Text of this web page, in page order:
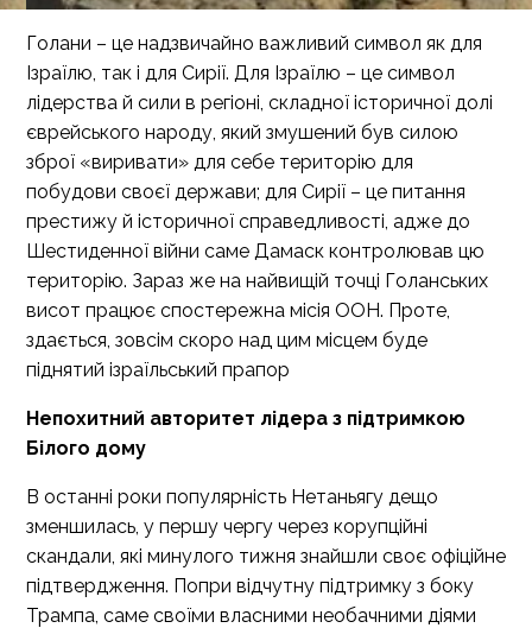
Голани – це надзвичайно важливий символ як для
Ізраїлю, так і для Сирії. Для Ізраїлю – це символ
лідерства й сили в регіоні, складної історичної долі
єврейського народу, який змушений був силою
зброї «виривати» для себе територію для
побудови своєї держави; для Сирії – це питання
престижу й історичної справедливості, адже до
Шестиденної війни саме Дамаск контролював цю
територію. Зараз же на найвищій точці Голанських
висот працює спостережна місія ООН. Проте,
здається, зовсім скоро над цим місцем буде
піднятий ізраїльський прапор
Непохитний авторитет лідера з підтримкою
Білого дому
В останні роки популярність Нетаньягу дещо
зменшилась, у першу чергу через корупційні
скандали, які минулого тижня знайшли своє офіційне
підтвердження. Попри відчутну підтримку з боку
Трампа, саме своїми власними необачними діями